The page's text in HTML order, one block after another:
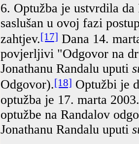
6. Optužba je ustvrdila da
saslušan u ovoj fazi
zahtjev.[17] Dana 14.
povjerljivi "Odgovor na
Jonathanu Randalu uputi
Odgovor).[18] Optužbi je
optužba je 17. marta
optužbe na Randalov
Jonathanu Randalu uputi